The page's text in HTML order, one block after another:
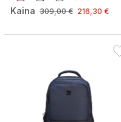
Kaina 309,00 € 216,30 €